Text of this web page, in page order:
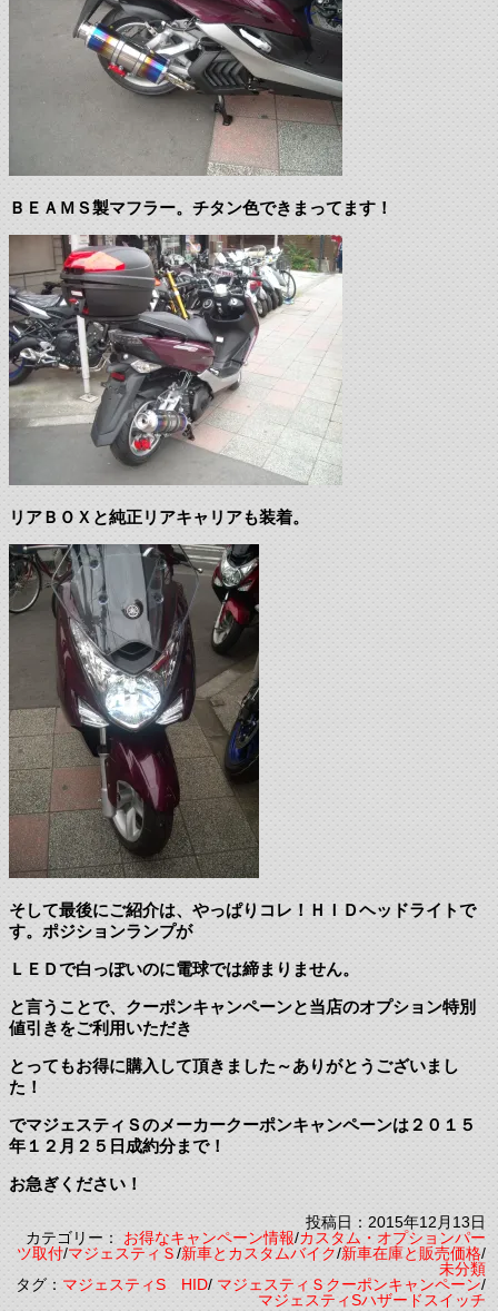
ＢＥＡＭＳ製マフラー。チタン色できまってます！
リアＢＯＸと純正リアキャリアも装着。
そして最後にご紹介は、やっぱりコレ！ＨＩＤヘッドライトで
す。ポジションランプが
ＬＥＤで白っぽいのに電球では締まりません。
と言うことで、クーポンキャンペーンと当店のオプション特別
値引きをご利用いただき
とってもお得に購入して頂きました～ありがとうございまし
た！
でマジェスティＳのメーカークーポンキャンペーンは２０１５
年１２月２５日成約分まで！
お急ぎください！
投稿日：2015年12月13日
カテゴリー：お得なキャンペーン情報/カスタム・オプションパー
ツ取付/マジェスティＳ/新車とカスタムバイク/新車在庫と販売価格/
未分類
タグ：マジェスティS HID/マジェスティＳクーポンキャンペーン/
マジェスティSハザードスイッチ